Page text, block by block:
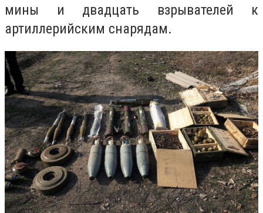
мины и двадцать взрывателей к
артиллерийским снарядам.